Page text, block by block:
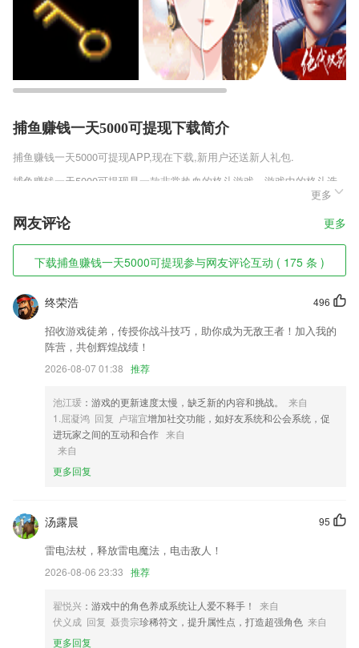
捕鱼赚钱一天5000可提现下载简介
捕鱼赚钱一天5000可提现APP,现在下载,新用户还送新人礼包.
捕鱼赚钱一天5000可提现是一款非常热血的格斗游戏，游戏中的格斗选
手是各种各样的动物，你将会操纵着这些不同的动物来进行许多的格斗挑
战，充分利用他们的特点来展示自己的高超的格斗技巧，不断的完成任务
的挑战，成为最厉害的动物格斗家。
捕鱼赚钱一天5000可提现软件特色
1,专为孩子提供问诊服务的平台,能帮助更多生病的儿童得到及时的治疗;
2,随时播放，为用户提供高效的语音转换工具。
3,【英语派对】找群好友来，只用英语聊世界
4,通过收费解答，针对性指导教学；
5,随时查看电池信息
6,完整记录所有客户资料及联系情况,永不丢失,快速查询,客户状态及跟进
情况一目了然
捕鱼赚钱一天5000可提现软件优势
1.·视频可下载，离线观看，视频支持调速。
案记，奇妙王国故事，斑点龙的蛋糕店，妙妙小公主，冰雪皇后，花木
兰，豌豆公主，儿童故事哄睡好帮手
3.名师在线指导，面对面与你对话，让你在短时间内掌握重要考点。
4.基本信息填报
5.·班级信息可通过社交网络与免费短信分享，一键邀请入班
6.不管是什么类型的内容都能够自由浏览阅读，轻松满足用户的阅读需
更多
网友评论 更多
下载捕鱼赚钱一天5000可提现参与网友评论互动 ( 175 条 )
496
终荣浩
招收游戏徒弟，传授你战斗技巧，助你成为无敌王者！加入我的
阵营，共创辉煌战绩！
2026-08-07 01:38 推荐
池江瑗 ：游戏的更新速度太慢，缺乏新的内容和挑战。
来自
1.屈凝鸿 回复 卢瑞宜增加社交功能，如好友系统和公会系统，促
进玩家之间的互动和合作 来自
来自
更多回复
95
汤露晨
雷电法杖，释放雷电魔法，电击敌人！
2026-08-06 23:33 推荐
翟悦兴 ：游戏中的角色养成系统让人爱不释手！
来自
伏义成 回复 聂贵宗珍稀符文，提升属性点，打造超强角色 来自
更多回复